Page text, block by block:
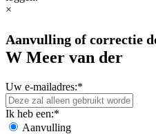
×
Aanvulling of correctie
W Meer van der
Uw e-mailadres:*
Ik heb een:*
Aanvulling